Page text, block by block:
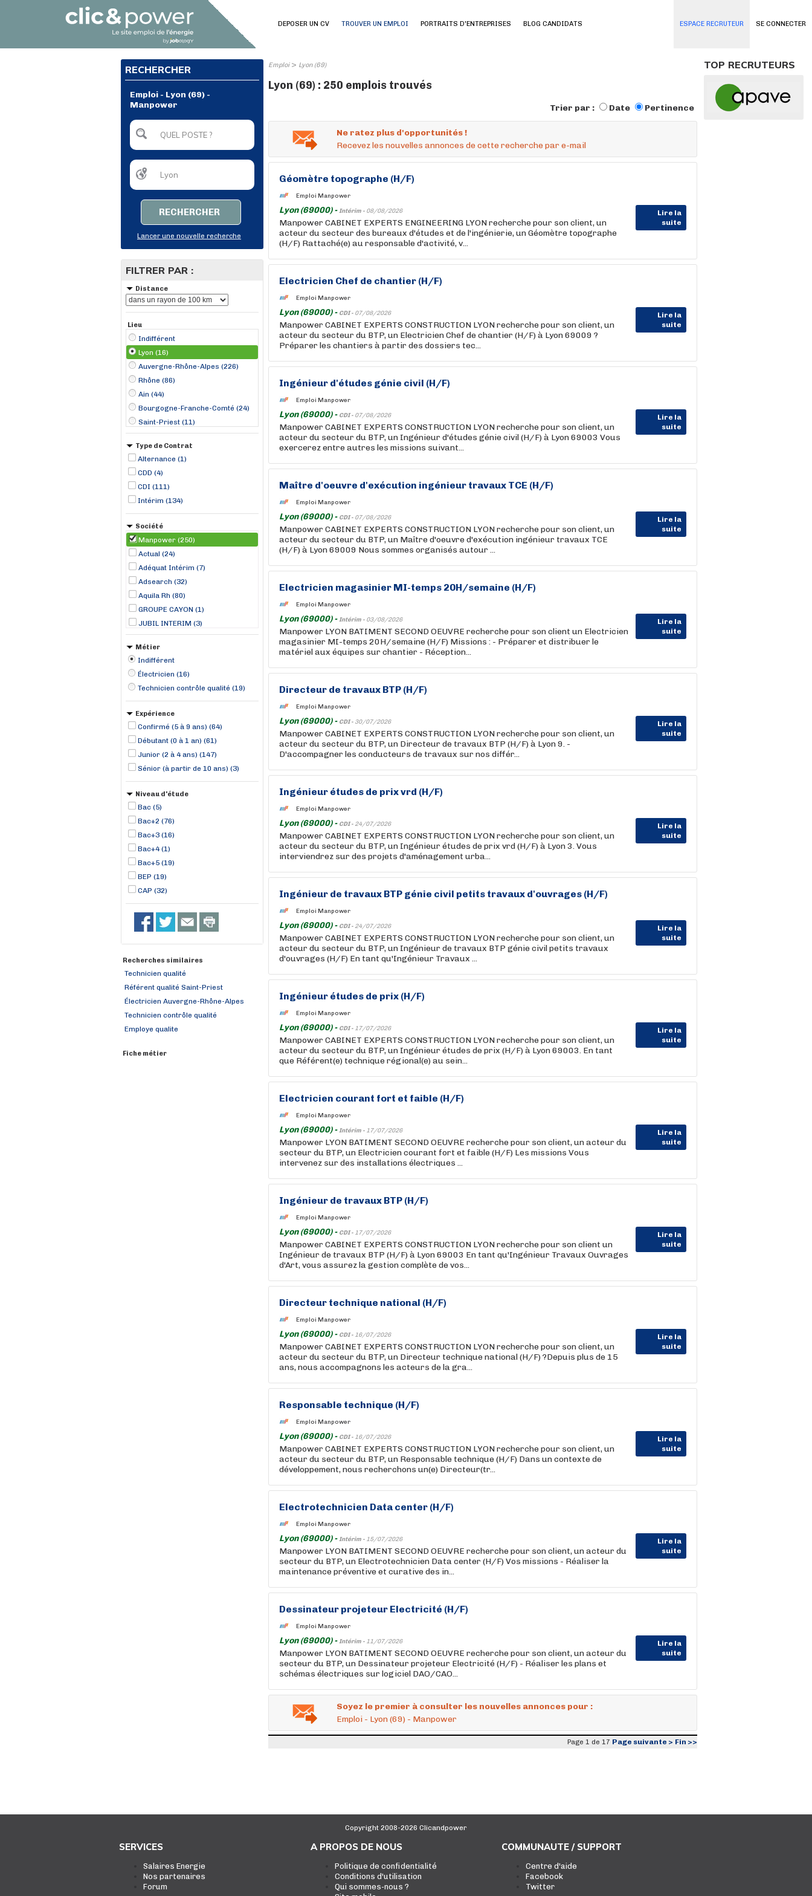
SE CONNECTER
DEPOSER UN CV TROUVER UN EMPLOI PORTRAITS D'ENTREPRISES BLOG CANDIDATS ESPACE RECRUTEUR
RECHERCHER
Emploi - Lyon (69) -
Manpower
RECHERCHER
Lancer une nouvelle recherche
FILTRER PAR :
Distance
Lieu
Indifférent
Lyon (16)
Auvergne-Rhône-Alpes (226)
Rhône (86)
Ain (44)
Bourgogne-Franche-Comté (24)
Saint-Priest (11)
Chauffailles (10)
Saint-Étienne (10)
Andrézieux (7)
Annonay (7)
Bourg-en-Bresse (6)
Vénissieux (6)
Valence (5)
Type de Contrat
Alternance (1)
CDD (4)
CDI (111)
Intérim (134)
Société
Manpower (250)
Actual (24)
Adéquat Intérim (7)
Adsearch (32)
Aquila Rh (80)
GROUPE CAYON (1)
JUBIL INTERIM (3)
Lynx Rh (13)
MISTERTEMP (2)
RANDSTAD (3)
TOMA Interim (3)
Métier
Indifférent
Électricien (16)
Technicien contrôle qualité (19)
Expérience
Confirmé (5 à 9 ans) (64)
Débutant (0 à 1 an) (61)
Junior (2 à 4 ans) (147)
Sénior (à partir de 10 ans) (3)
Niveau d'étude
Bac (5)
Bac+2 (76)
Bac+3 (16)
Bac+4 (1)
Bac+5 (19)
BEP (19)
CAP (32)
Recherches similaires
Technicien qualité
Référent qualité Saint-Priest
Électricien Auvergne-Rhône-Alpes
Technicien contrôle qualité
Employe qualite
Fiche métier
Emploi> Lyon (69)
Lyon (69) : 250 emplois trouvés
Trier par : Date Pertinence
Ne ratez plus d'opportunités !
Recevez les nouvelles annonces de cette recherche par e-mail
Géomètre topographe (H/F)
Emploi Manpower
Lyon (69000) -Intérim - 08/08/2026
Lire la
suite
Manpower CABINET EXPERTS ENGINEERING LYON recherche pour son client, un
acteur du secteur des bureaux d'études et de l'ingénierie, un Géomètre topographe
(H/F) Rattaché(e) au responsable d'activité, v...
Electricien Chef de chantier (H/F)
Emploi Manpower
Lyon (69000) - CDI - 07/08/2026
Lire la
suite
Manpower CABINET EXPERTS CONSTRUCTION LYON recherche pour son client, un
acteur du secteur du BTP, un Electricien Chef de chantier (H/F) à Lyon 69009 ?
Préparer les chantiers à partir des dossiers tec...
Ingénieur d'études génie civil (H/F)
Emploi Manpower
Lyon (69000) - CDI - 07/08/2026
Lire la
suite
Manpower CABINET EXPERTS CONSTRUCTION LYON recherche pour son client, un
acteur du secteur du BTP, un Ingénieur d'études génie civil (H/F) à Lyon 69003 Vous
exercerez entre autres les missions suivant...
Maître d'oeuvre d'exécution ingénieur travaux TCE (H/F)
Emploi Manpower
Lyon (69000) - CDI - 07/08/2026
Lire la
suite
Manpower CABINET EXPERTS CONSTRUCTION LYON recherche pour son client, un
acteur du secteur du BTP, un Maître d'oeuvre d'exécution ingénieur travaux TCE
(H/F) à Lyon 69009 Nous sommes organisés autour ...
Electricien magasinier MI-temps 20H/semaine (H/F)
Emploi Manpower
Lyon (69000) -Intérim - 03/08/2026
Lire la
suite
Manpower LYON BATIMENT SECOND OEUVRE recherche pour son client un Electricien
magasinier MI-temps 20H/semaine (H/F) Missions : - Préparer et distribuer le
matériel aux équipes sur chantier - Réception...
Directeur de travaux BTP (H/F)
Emploi Manpower
Lyon (69000) - CDI - 30/07/2026
Lire la
suite
Manpower CABINET EXPERTS CONSTRUCTION LYON recherche pour son client, un
acteur du secteur du BTP, un Directeur de travaux BTP (H/F) à Lyon 9. -
D'accompagner les conducteurs de travaux sur nos différ...
Ingénieur études de prix vrd (H/F)
Emploi Manpower
Lyon (69000) - CDI - 24/07/2026
Lire la
suite
Manpower CABINET EXPERTS CONSTRUCTION LYON recherche pour son client, un
acteur du secteur du BTP, un Ingénieur études de prix vrd (H/F) à Lyon 3. Vous
interviendrez sur des projets d'aménagement urba...
Ingénieur de travaux BTP génie civil petits travaux d'ouvrages (H/F)
Emploi Manpower
Lyon (69000) - CDI - 24/07/2026
Lire la
suite
Manpower CABINET EXPERTS CONSTRUCTION LYON recherche pour son client, un
acteur du secteur du BTP, un Ingénieur de travaux BTP génie civil petits travaux
d'ouvrages (H/F) En tant qu'Ingénieur Travaux ...
Ingénieur études de prix (H/F)
Emploi Manpower
Lyon (69000) - CDI - 17/07/2026
Lire la
suite
Manpower CABINET EXPERTS CONSTRUCTION LYON recherche pour son client, un
acteur du secteur du BTP, un Ingénieur études de prix (H/F) à Lyon 69003. En tant
que Référent(e) technique régional(e) au sein...
Electricien courant fort et faible (H/F)
Emploi Manpower
Lyon (69000) -Intérim - 17/07/2026
Lire la
suite
Manpower LYON BATIMENT SECOND OEUVRE recherche pour son client, un acteur du
secteur du BTP, un Electricien courant fort et faible (H/F) Les missions Vous
intervenez sur des installations électriques ...
Ingénieur de travaux BTP (H/F)
Emploi Manpower
Lyon (69000) - CDI - 17/07/2026
Lire la
suite
Manpower CABINET EXPERTS CONSTRUCTION LYON recherche pour son client un
Ingénieur de travaux BTP (H/F) à Lyon 69003 En tant qu'Ingénieur Travaux Ouvrages
d'Art, vous assurez la gestion complète de vos...
Directeur technique national (H/F)
Emploi Manpower
Lyon (69000) - CDI - 16/07/2026
Lire la
suite
Manpower CABINET EXPERTS CONSTRUCTION LYON recherche pour son client, un
acteur du secteur du BTP, un Directeur technique national (H/F) ?Depuis plus de 15
ans, nous accompagnons les acteurs de la gra...
Responsable technique (H/F)
Emploi Manpower
Lyon (69000) - CDI - 16/07/2026
Lire la
suite
Manpower CABINET EXPERTS CONSTRUCTION LYON recherche pour son client, un
acteur du secteur du BTP, un Responsable technique (H/F) Dans un contexte de
développement, nous recherchons un(e) Directeur(tr...
Electrotechnicien Data center (H/F)
Emploi Manpower
Lyon (69000) -Intérim - 15/07/2026
Lire la
suite
Manpower LYON BATIMENT SECOND OEUVRE recherche pour son client, un acteur du
secteur du BTP, un Electrotechnicien Data center (H/F) Vos missions - Réaliser la
maintenance préventive et curative des in...
Dessinateur projeteur Electricité (H/F)
Emploi Manpower
Lyon (69000) -Intérim - 11/07/2026
Lire la
suite
Manpower LYON BATIMENT SECOND OEUVRE recherche pour son client, un acteur du
secteur du BTP, un Dessinateur projeteur Electricité (H/F) - Réaliser les plans et
schémas électriques sur logiciel DAO/CAO...
Soyez le premier à consulter les nouvelles annonces pour :
Emploi - Lyon (69) - Manpower
Page 1 de 17 Page suivante > Fin >>
TOP RECRUTEURS
Copyright 2008-2026 Clicandpower
SERVICES
Salaires Energie
Nos partenaires
Forum
A PROPOS DE NOUS
Politique de confidentialité
Conditions d'utilisation
Qui sommes-nous ?
COMMUNAUTE / SUPPORT
Centre d'aide
Facebook
Twitter